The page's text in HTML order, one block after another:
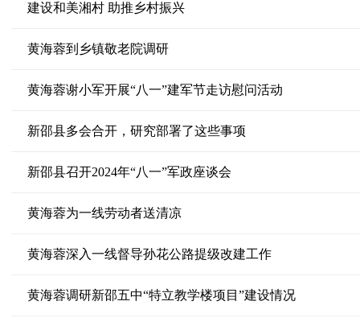
建设和美湘村 助推乡村振兴
黄海蓉到乡镇敬老院调研
黄海蓉谢小军开展“八一”建军节走访慰问活动
新邵县多会合开，研究部署了这些事项
新邵县召开2024年“八一”军政座谈会
黄海蓉为一线劳动者送清凉
黄海蓉深入一线督导孙花公路提级改建工作
黄海蓉调研新邵五中“特立教学楼项目”建设情况